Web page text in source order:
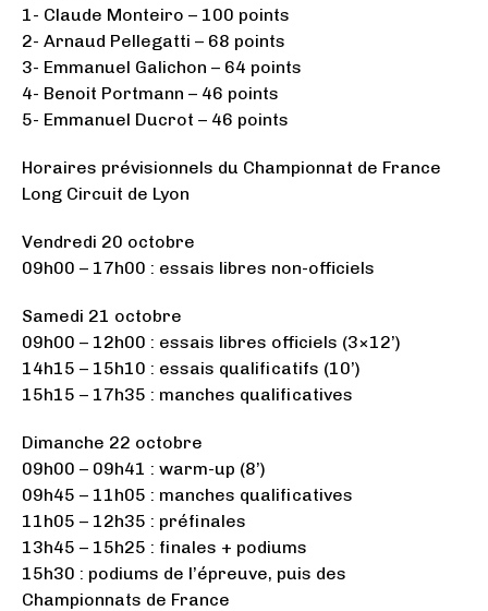
1- Claude Monteiro – 100 points
2- Arnaud Pellegatti – 68 points
3- Emmanuel Galichon – 64 points
4- Benoit Portmann – 46 points
5- Emmanuel Ducrot – 46 points
Horaires prévisionnels du Championnat de France
Long Circuit de Lyon
Vendredi 20 octobre
09h00 – 17h00 : essais libres non-officiels
Samedi 21 octobre
09h00 – 12h00 : essais libres officiels (3×12’)
14h15 – 15h10 : essais qualificatifs (10’)
15h15 – 17h35 : manches qualificatives
Dimanche 22 octobre
09h00 – 09h41 : warm-up (8’)
09h45 – 11h05 : manches qualificatives
11h05 – 12h35 : préfinales
13h45 – 15h25 : finales + podiums
15h30 : podiums de l’épreuve, puis des
Championnats de France